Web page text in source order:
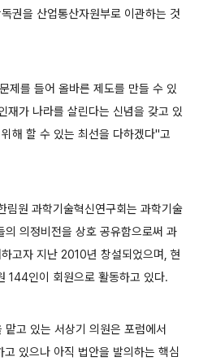
권을 산업통산자원부로 이관하는 것
제를 들어 올바른 제도를 만들 수 있
재가 나라를 살린다는 신념을 갖고 있
해 할 수 있는 최선을 다하겠다"고
원 과학기술혁신연구회는 과학기술
의정비전을 상호 공유함으로써 과
고자 지난 2010년 창설되었으며, 현
144인이 회원으로 활동하고 있다.
고 있는 서상기 의원은 포럼에서
있으나 아직 법안을 발의하는 핵심